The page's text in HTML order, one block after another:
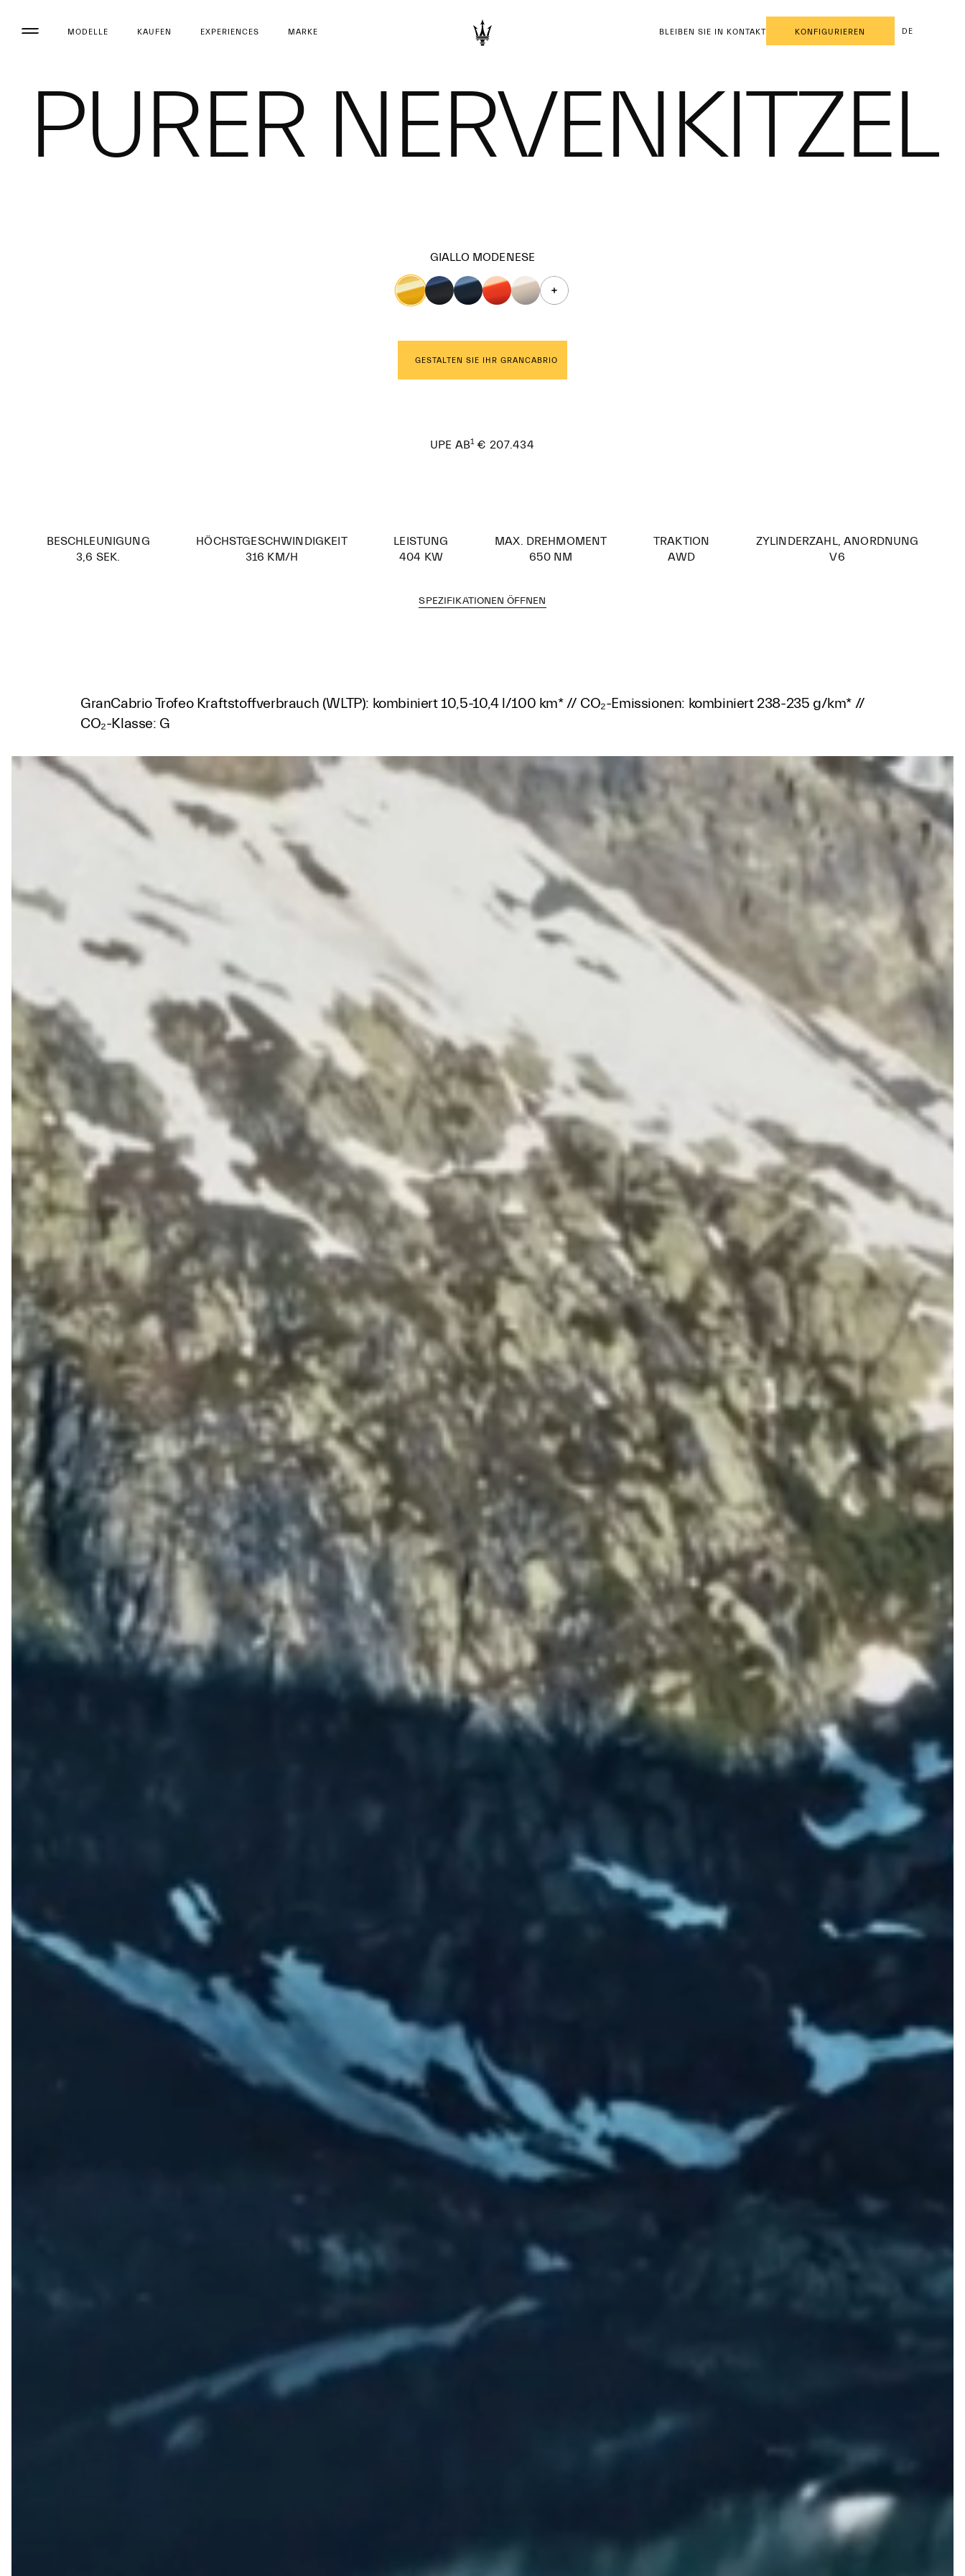
MODELLE KAUFEN EXPERIENCES MARKE BLEIBEN SIE IN KONTAKT KONFIGURIEREN DE
PURER NERVENKITZEL
GIALLO MODENESE
GESTALTEN SIE IHR GRANCABRIO
UPE AB1 € 207.434
BESCHLEUNIGUNG
3,6 SEK.
HÖCHSTGESCHWINDIGKEIT
316 KM/H
LEISTUNG
404 KW
MAX. DREHMOMENT
650 NM
TRAKTION
AWD
ZYLINDERZAHL, ANORDNUNG
V6
SPEZIFIKATIONEN ÖFFNEN
GranCabrio Trofeo Kraftstoffverbrauch (WLTP): kombiniert 10,5-10,4 l/100 km* // CO₂-Emissionen: kombiniert 238-235 g/km* //
CO₂-Klasse: G